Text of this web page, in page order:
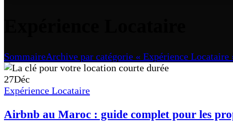
SommaireArchive par catégorie « Expérience Locataire
27Déc
Expérience Locataire
Airbnb au Maroc : guide complet pour les